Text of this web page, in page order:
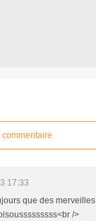
17:33
que des merveilles
/>